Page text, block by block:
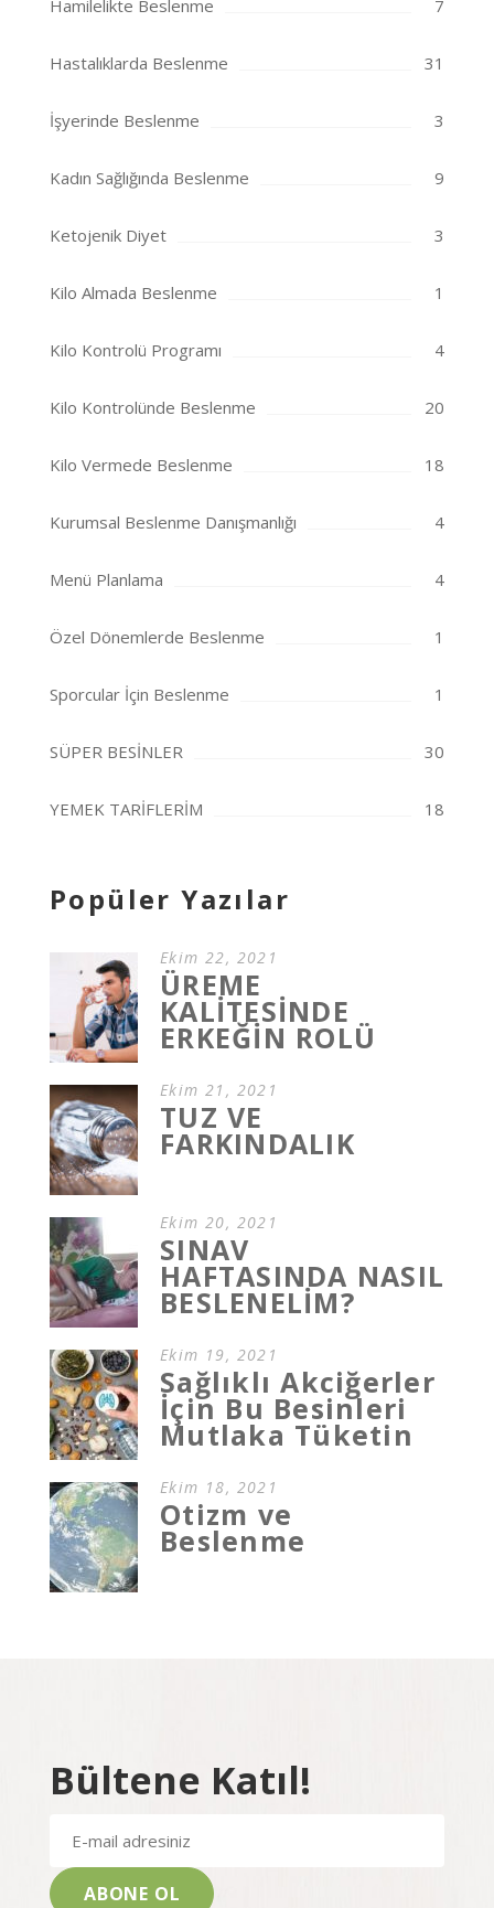
Hamilelikte Beslenme 7
Hastalıklarda Beslenme 31
İşyerinde Beslenme 3
Kadın Sağlığında Beslenme 9
Ketojenik Diyet 3
Kilo Almada Beslenme 1
Kilo Kontrolü Programı 4
Kilo Kontrolünde Beslenme 20
Kilo Vermede Beslenme 18
Kurumsal Beslenme Danışmanlığı 4
Menü Planlama 4
Özel Dönemlerde Beslenme 1
Sporcular İçin Beslenme 1
SÜPER BESİNLER 30
YEMEK TARİFLERİM 18
Popüler Yazılar
Ekim 22, 2021
ÜREME
KALİTESİNDE
ERKEĞİN ROLÜ
Ekim 21, 2021
TUZ VE
FARKINDALIK
Ekim 20, 2021
SINAV
HAFTASINDA NASIL
BESLENELİM?
Ekim 19, 2021
Sağlıklı Akciğerler
İçin Bu Besinleri
Mutlaka Tüketin
Ekim 18, 2021
Otizm ve
Beslenme
Bültene Katıl!